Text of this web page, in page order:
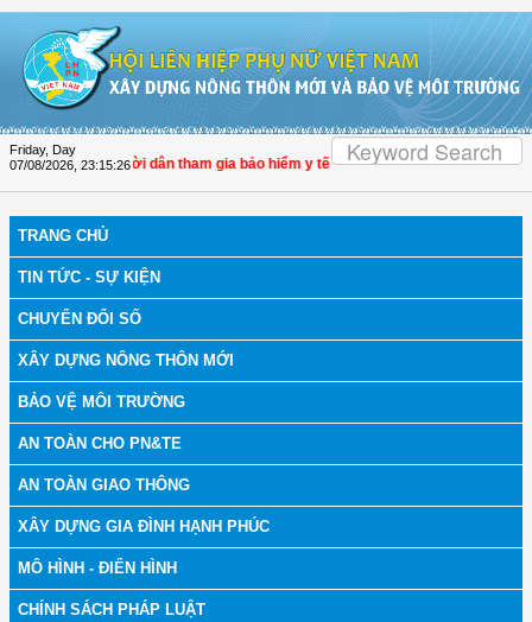
Friday, Day
07/08/2026 23:15:26
cao tỷ lệ người dân tham gia bảo hiểm y tế
TRANG CHỦ
TIN TỨC - SỰ KIỆN
CHUYỂN ĐỔI SỐ
XÂY DỰNG NÔNG THÔN MỚI
BẢO VỆ MÔI TRƯỜNG
AN TOÀN CHO PN&TE
AN TOÀN GIAO THÔNG
XÂY DỰNG GIA ĐÌNH HẠNH PHÚC
MÔ HÌNH - ĐIỂN HÌNH
CHÍNH SÁCH PHÁP LUẬT